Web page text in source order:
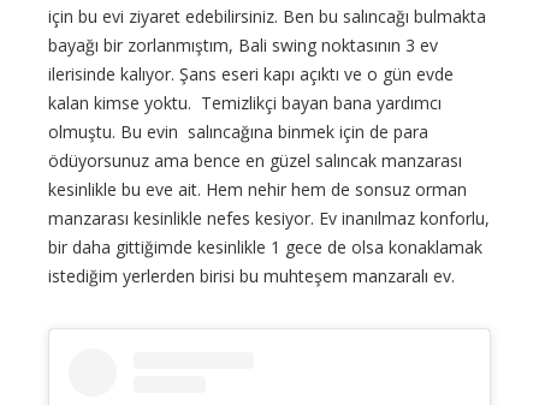
için bu evi ziyaret edebilirsiniz. Ben bu salıncağı bulmakta
bayağı bir zorlanmıştım, Bali swing noktasının 3 ev
ilerisinde kalıyor. Şans eseri kapı açıktı ve o gün evde
kalan kimse yoktu. Temizlikçi bayan bana yardımcı
olmuştu. Bu evin salıncağına binmek için de para
ödüyorsunuz ama bence en güzel salıncak manzarası
kesinlikle bu eve ait. Hem nehir hem de sonsuz orman
manzarası kesinlikle nefes kesiyor. Ev inanılmaz konforlu,
bir daha gittiğimde kesinlikle 1 gece de olsa konaklamak
istediğim yerlerden birisi bu muhteşem manzaralı ev.